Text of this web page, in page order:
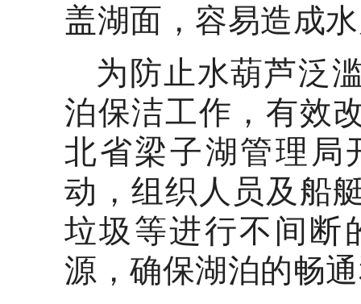
盖湖面，容易造成
为防止水葫芦泛
泊保洁工作，有效
北省梁子湖管理局
动，组织人员及船
垃圾等进行不间断
源，确保湖泊的畅